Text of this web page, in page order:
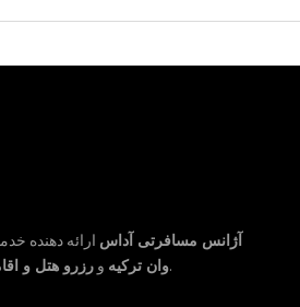
آژانس مسافرتی آداس ارائه دهنده
وان ترکیه ورزرو هتل و با قیمت مناسب می‌باشد.